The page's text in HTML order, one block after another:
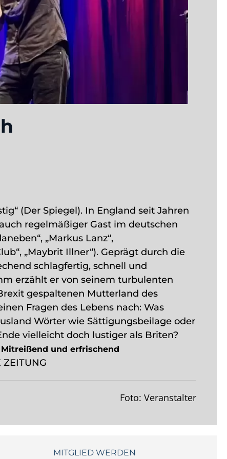
(Der Spiegel). In England seit Jahren
regelmäßiger Gast im deutschen
„Markus Lanz“,
„Maybrit Illner“). Geprägt durch die
schlagfertig, schnell und
erzählt er von seinem turbulenten
gespaltenen Mutterland des
Fragen des Lebens nach: Was
Wörter wie Sättigungsbeilage oder
vielleicht doch lustiger als Briten?
und erfrischend
ZEITUNG
Foto: Veranstalter
MITGLIED WERDEN